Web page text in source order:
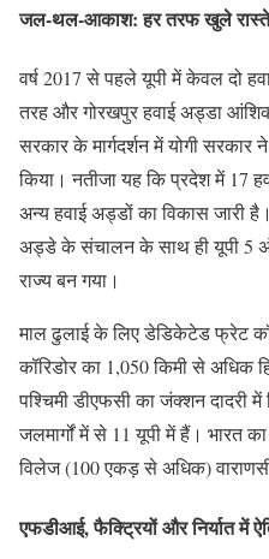
जल-थल-आकाश: हर तरफ खुले
वर्ष 2017 से पहले यूपी में केवल दो
तरह और गोरखपुर हवाई अड्डा
सरकार के मार्गदर्शन में योगी सरकार
किया। नतीजा यह कि प्रदेश में 17
अन्य हवाई अड्डों का विकास जारी
अड्डे के संचालन के साथ ही यूपी 5
राज्य बन गया।
माल ढुलाई के लिए डेडिकेटेड फ्रेट
कॉरिडोर का 1,050 किमी से अधिक
पश्चिमी डीएफसी का जंक्शन दादरी
जलमार्गों में से 11 यूपी में हैं। भारत
विलेज (100 एकड़ से अधिक) वाराणसी
एफडीआई, फैक्ट्रियों और निर्यात में